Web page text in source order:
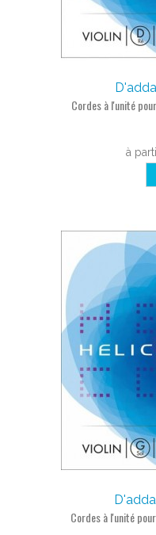
Cordes à l'unité
à
Cordes à l'unité